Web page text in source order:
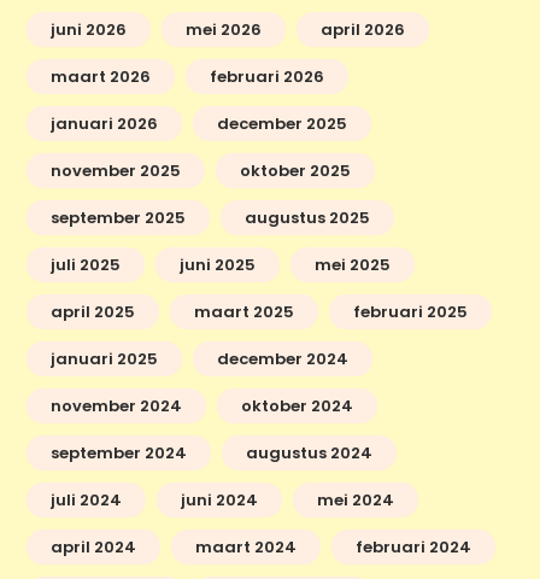
juni 2026 mei 2026 april 2026
maart 2026 februari 2026
januari 2026 december 2025
november 2025 oktober 2025
september 2025 augustus 2025
juli 2025 juni 2025 mei 2025
april 2025 maart 2025 februari 2025
januari 2025 december 2024
november 2024 oktober 2024
september 2024 augustus 2024
juli 2024 juni 2024 mei 2024
april 2024 maart 2024 februari 2024